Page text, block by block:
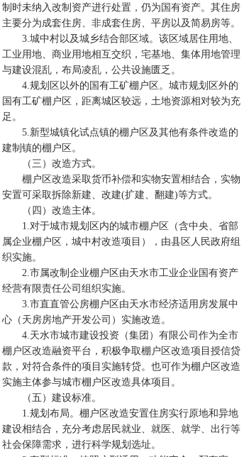
制时未纳入改制资产进行处置，仍为国有资产。其住房
主要分为成套住房、非成套住房、平房以及简易房等。
3.城中村以及城乡结合部区域。该区域居住用地、
工业用地、商业用地相互交织，宅基地、集体用地管理
与建设混乱，布局凌乱，公共设施匮乏。
4.规划区以外的国有工矿棚户区。城市规划区外的
国有工矿棚户区，距离城区较远，土地资源相对较为充
足。
5.新型城镇化试点镇的棚户区及其他有条件改造的
建制镇的棚户区。
（三）改造方式。
棚户区改造采取货币补偿和实物安置相结合，实物
安置可采取拆除新建、改建(扩建、翻建)等方式。
（四）改造主体。
1.对于城市规划区内的城市棚户区（含中央、省部
属企业棚户区，城中村改造项目），由县区人民政府组
织实施。
2.市属改制企业棚户区由天水市工业企业国有资产
经营有限责任公司组织实施。
3.市直直管公房棚户区由天水市经济适用房发展中
心（天房房地产开发公司）实施改造。
4.天水市城市建设投资（集团）有限公司作为全市
棚户区改造融资平台，积极争取棚户区改造项目授信贷
款，对符合条件的项目实施转贷。也可作为棚户区改造
实施主体参与城市棚户区改造具体项目。
（五）建设标准。
1.规划布局。棚户区改造安置住房实行原地和异地
建设相结合，充分考虑居民就业、就医、就学、出行等
社会保障需求，进行科学规划选址。